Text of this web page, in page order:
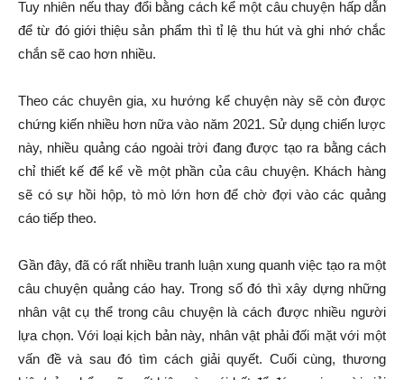
Tuy nhiên nếu thay đổi bằng cách kể một câu chuyện hấp dẫn
để từ đó giới thiệu sản phẩm thì tỉ lệ thu hút và ghi nhớ chắc
chắn sẽ cao hơn nhiều.
Theo các chuyên gia, xu hướng kể chuyện này sẽ còn được
chứng kiến ​​nhiều hơn nữa vào năm 2021. Sử dụng chiến lược
này, nhiều quảng cáo ngoài trời đang được tạo ra bằng cách
chỉ thiết kế để kể về một phần của câu chuyện. Khách hàng
sẽ có sự hồi hộp, tò mò lớn hơn để chờ đợi vào các quảng
cáo tiếp theo.
Gần đây, đã có rất nhiều tranh luận xung quanh việc tạo ra một
câu chuyện quảng cáo hay. Trong số đó thì xây dựng những
nhân vật cụ thể trong câu chuyện là cách được nhiều người
lựa chọn. Với loại kịch bản này, nhân vật phải đối mặt với một
vấn đề và sau đó tìm cách giải quyết. Cuối cùng, thương